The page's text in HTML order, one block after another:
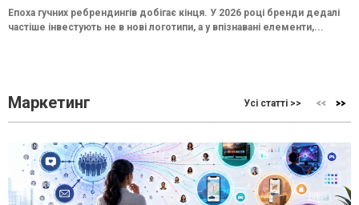
Епоха гучних ребрендингів добігає кінця. У 2026 році бренди дедалі
частіше інвестують не в нові логотипи, а у впізнавані елементи,...
Маркетинг Усі статті >>